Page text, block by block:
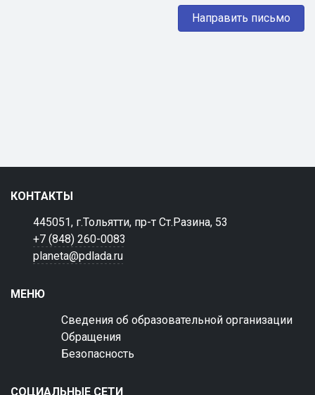
Направить письмо
КОНТАКТЫ
445051, г.Тольятти, пр-т Ст.Разина, 53
+7 (848) 260-0083
planeta@pdlada.ru
МЕНЮ
Сведения об образовательной организации
Обращения
Безопасность
СОЦИАЛЬНЫЕ СЕТИ